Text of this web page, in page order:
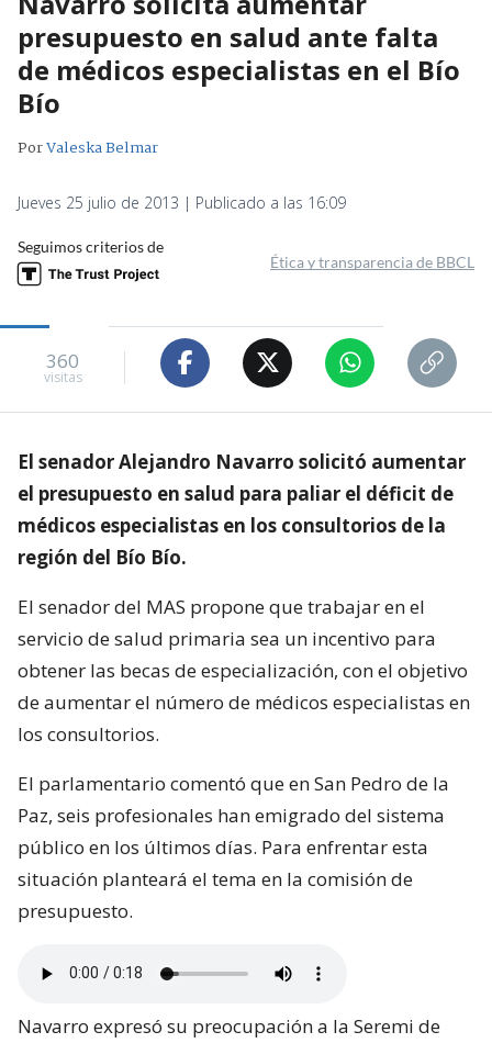
presupuesto en salud ante falta
de médicos especialistas en el Bío
Bío
PorValeska Belmar
Jueves 25 julio de 2013 | Publicado a las 16:09
Seguimos criterios de
Ética y transparencia de BBCL
360
visitas
El senador Alejandro Navarro solicitó aumentar
el presupuesto en salud para paliar el déficit de
médicos especialistas en los consultorios de la
región del Bío Bío.
El senador del MAS propone que trabajar en el
servicio de salud primaria sea un incentivo para
obtener las becas de especialización, con el objetivo
de aumentar el número de médicos especialistas en
los consultorios.
El parlamentario comentó que en San Pedro de la
Paz, seis profesionales han emigrado del sistema
público en los últimos días. Para enfrentar esta
situación planteará el tema en la comisión de
presupuesto.
Navarro expresó su preocupación a la Seremi de